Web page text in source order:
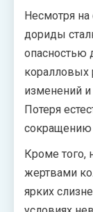
Несмотря на
дориды
опасностью
коралловых
изменений и
Потеря
сокращению
Кроме того,
жертвами
ярких